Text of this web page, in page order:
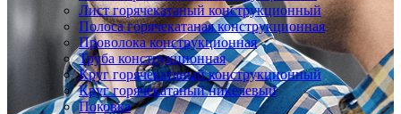
Лист горячекатаный конструкционный
Полоса горячекатаная конструкционная
Проволока конструкционная
Труба конструкционная
Круг горячекатаный конструкционный
Круг горячекатаный никелевый
Поковка